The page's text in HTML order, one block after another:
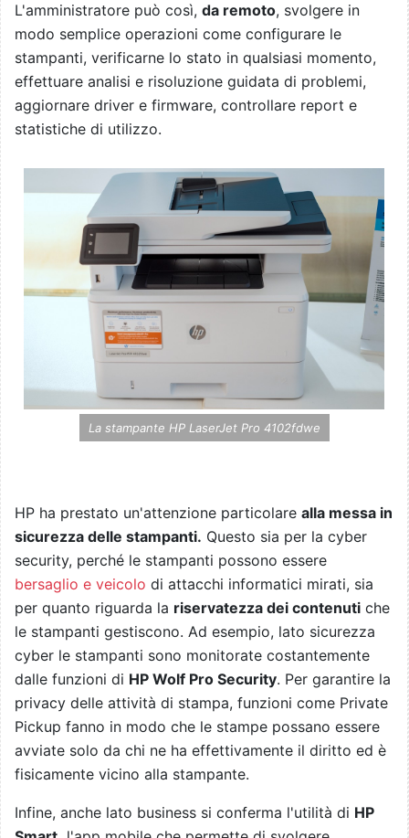
L'amministratore può così, da remoto, svolgere in
modo semplice operazioni come configurare le
stampanti, verificarne lo stato in qualsiasi momento,
effettuare analisi e risoluzione guidata di problemi,
aggiornare driver e firmware, controllare report e
statistiche di utilizzo.
La stampante HP LaserJet Pro 4102fdwe
HP ha prestato un'attenzione particolare alla messa in
sicurezza delle stampanti. Questo sia per la cyber
security, perché le stampanti possono essere
bersaglio e veicolo di attacchi informatici mirati, sia
per quanto riguarda la riservatezza dei contenuti che
le stampanti gestiscono. Ad esempio, lato sicurezza
cyber le stampanti sono monitorate costantemente
dalle funzioni di HP Wolf Pro Security. Per garantire la
privacy delle attività di stampa, funzioni come Private
Pickup fanno in modo che le stampe possano essere
avviate solo da chi ne ha effettivamente il diritto ed è
fisicamente vicino alla stampante.
Infine, anche lato business si conferma l'utilità di HP